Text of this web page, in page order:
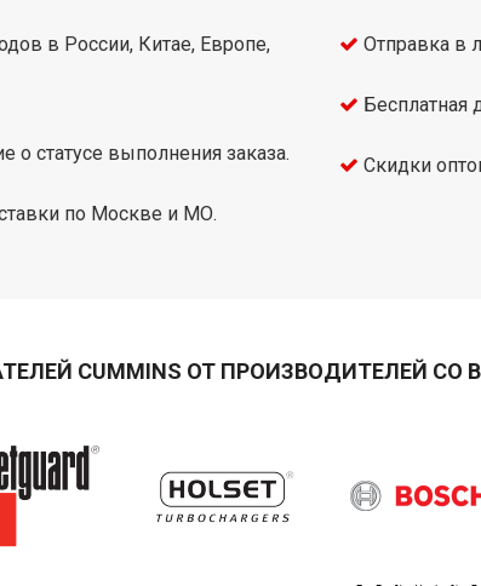
в России, Китае, Европе,
о статусе выполнения заказа.
по Москве и МО.
Отправка в
Бесплатная
Скидки
CUMMINS ОТ ПРОИЗВОДИТЕЛЕЙ СО